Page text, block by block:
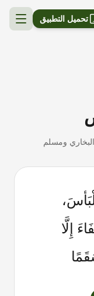
تحميل التطبيق
ومسلم
إِلَّا